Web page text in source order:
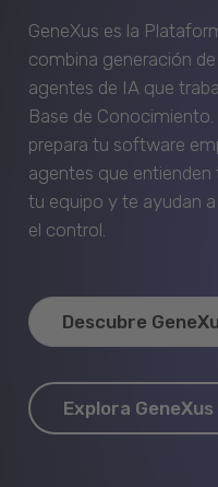
GeneXus es la
combina generación
agentes de IA que
Base de
prepara tu software
agentes que
tu equipo y te ayudan
el control.
Descubre
Explora